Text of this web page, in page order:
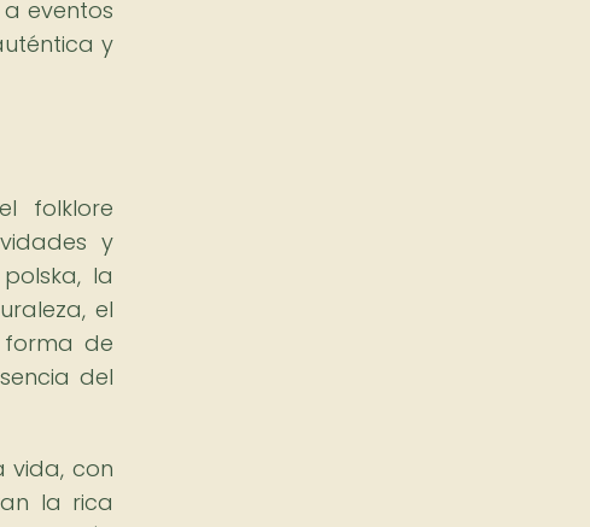
eventos
y
folklore
y
la
el
forma de
del
vida, con
la rica